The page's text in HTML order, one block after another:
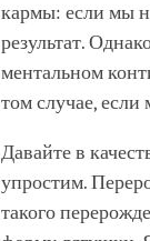
кармы: если мы
результат.
ментальном
том случае, если
Давайте в
упростим.
такого